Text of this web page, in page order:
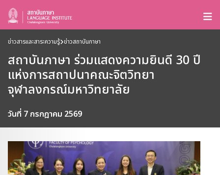
ข่าวสารและสาระความรู้ ข่าวสถาบันภาษา
สถาบันภาษา ร่วมแสดงความยินดี 30 ปี
แห่งการสถาปนาคณะจิตวิทยา
จุฬาลงกรณ์มหาวิทยาลัย
วันที่ 7 กรกฎาคม 2569